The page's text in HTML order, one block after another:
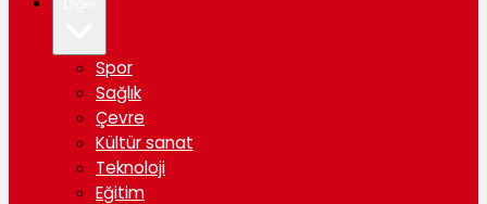
Spor
Sağlık
Çevre
Kültür sanat
Teknoloji
Eğitim